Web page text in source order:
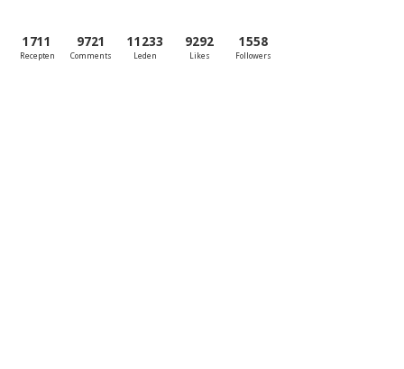
1711
Recepten
9721
Comments
11233
Leden
9292
Likes
1558
Followers